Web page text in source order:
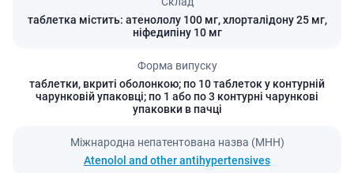
таблетка містить: атенололу 100 мг, хлорталідону 25 мг,
ніфедипіну 10 мг
Форма випуску
таблетки, вкриті оболонкою; по 10 таблеток у контурній
чарунковій упаковці; по 1 або по 3 контурні чарункові
упаковки в пачці
Міжнародна непатентована назва (МНН)
Atenolol and other antihypertensives